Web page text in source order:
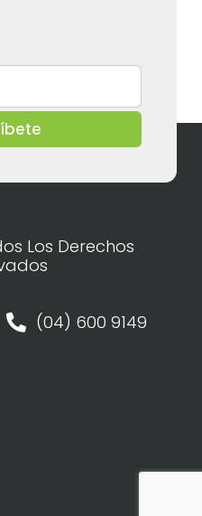
Los Derechos
(04) 600 9149